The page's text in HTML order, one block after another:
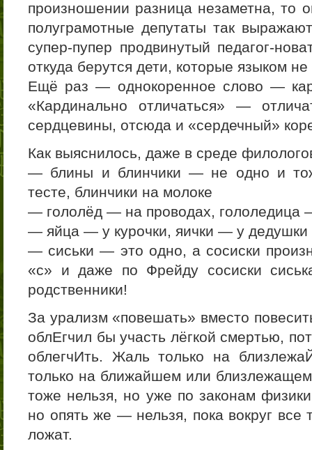
произношении разница незаметна, то
полуграмотные депутаты так
супер-пупер продвинутый педагог-
откуда берутся дети, которые языком
Ещё раз — однокоренное слово —
«Кардинально отличаться» —
сердцевины, отсюда и «сердечный»
Как выяснилось, даже в среде
— блины и блинчики — не одно и
тесте, блинчики на молоке
— гололёд — на проводах, гололедица
— яйца — у курочки, яички — у дедушки
— сиськи — это одно, а сосиски
«с» и даже по Фрейду сосиски
родственники!
За урализм «повешать» вместо
облЕгчил бы участь лёгкой смертью,
облегчИть. Жаль только на
только на ближайшем или
тоже нельзя, но уже по законам
но опять же — нельзя, пока вокруг все
ложат.